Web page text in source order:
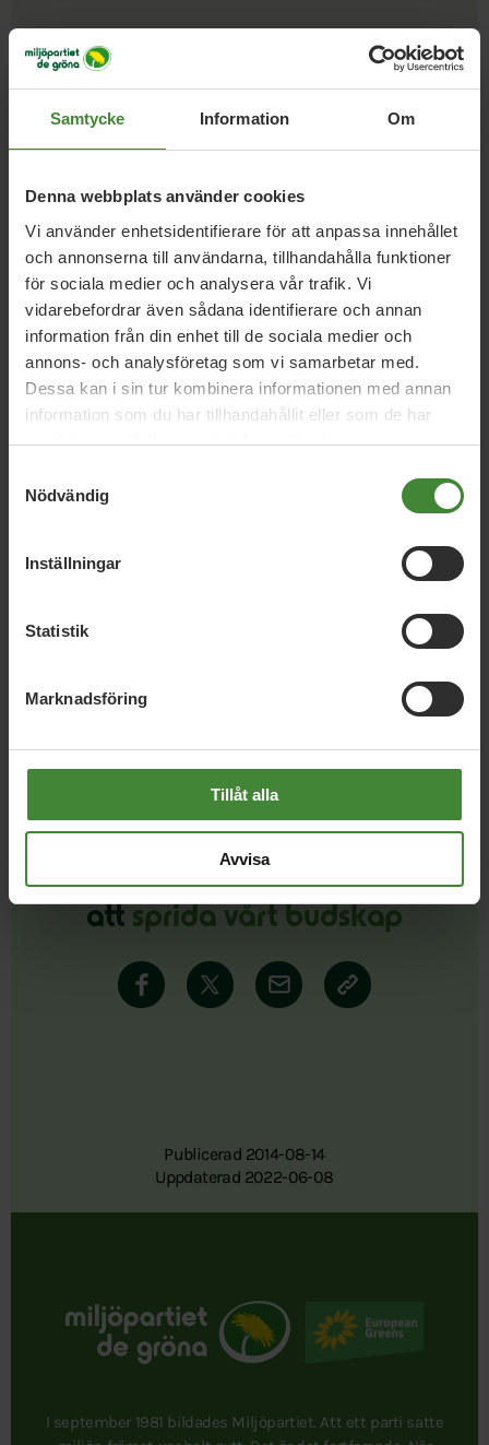
Samtycke Information Om
Denna webbplats använder cookies
Vi använder enhetsidentifierare för att anpassa innehållet
och annonserna till användarna, tillhandahålla funktioner
för sociala medier och analysera vår trafik. Vi
vidarebefordrar även sådana identifierare och annan
information från din enhet till de sociala medier och
annons- och analysföretag som vi samarbetar med.
Dessa kan i sin tur kombinera informationen med annan
information som du har tillhandahållit eller som de har
samlat in när du har använt deras tjänster.
Nödvändig
Inställningar
Statistik
Marknadsföring
Tillåt alla
Avvisa
Vi har svaren på dina
frågor
A Arbetsmöjligheter
B Biologisk mångfald Bygdepeng
Cykling
Dela denna sida och hjälp oss
att sprida vårt budskap
Publicerad 2014-08-14
Uppdaterad 2022-06-08
I september 1981 bildades Miljöpartiet. Att ett parti satte